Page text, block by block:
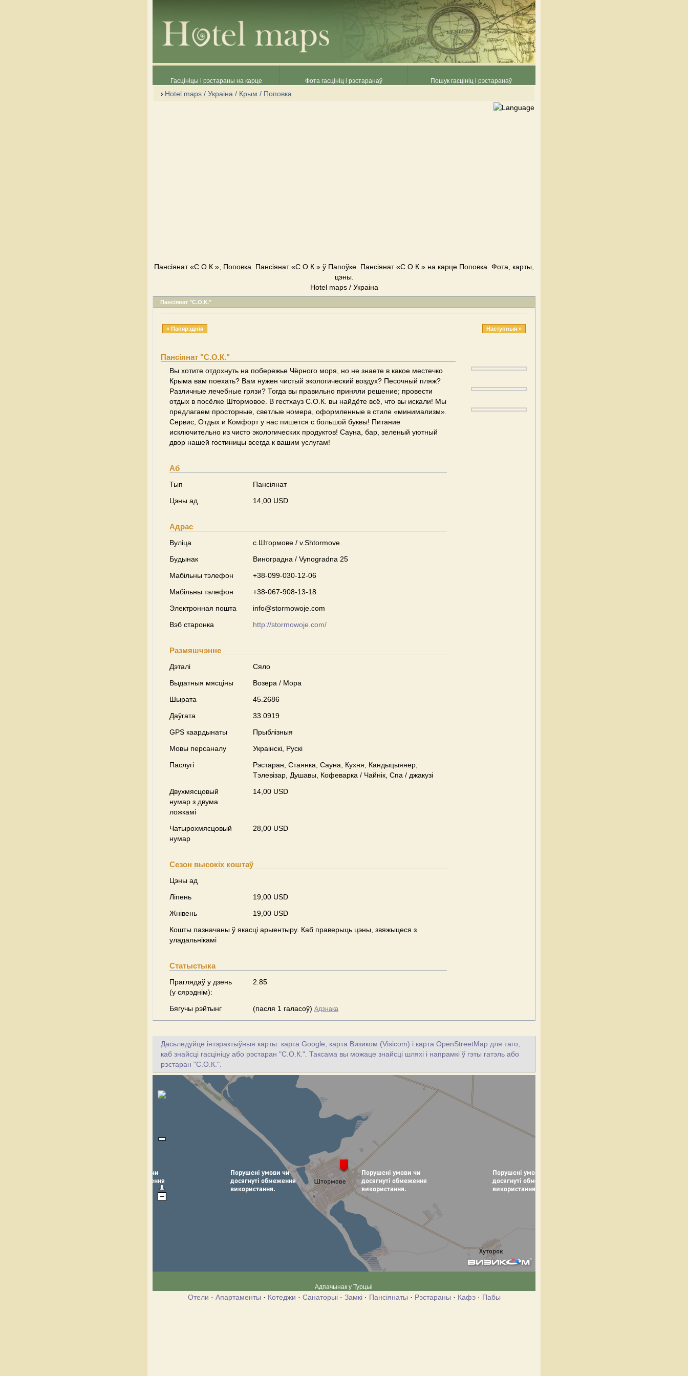
Гасцініцы і рэстараны на карце Фота гасцініц і рэстаранаў Пошук гасцініц і рэстаранаў
Hotel maps / Украіна / Крым / Поповка
Пансіянат «С.О.К.», Поповка. Пансіянат «С.О.К.» ў Папоўке. Пансіянат «С.О.К.» на карце Поповка. Фота, карты,
цэны.
Hotel maps / Украіна
Пансіянат "С.О.К."
« Папярэднія Наступныя »
Пансіянат "С.О.К."
Вы хотите отдохнуть на побережье Чёрного моря, но не знаете в какое местечко
Крыма вам поехать? Вам нужен чистый экологический воздух? Песочный пляж?
Различные лечебные грязи? Тогда вы правильно приняли решение; провести
отдых в посёлке Штормовое. В гестхауз С.О.К. вы найдёте всё, что вы искали! Мы
предлагаем просторные, светлые номера, оформленные в стиле «минимализм».
Сервис, Отдых и Комфорт у нас пишется с большой буквы! Питание
исключительно из чисто экологических продуктов! Сауна, бар, зеленый уютный
двор нашей гостиницы всегда к вашим услугам!
Аб
Тып
Пансіянат
Цэны ад
14,00 USD
Адрас
Вуліца
с.Штормове / v.Shtormove
Будынак
Виноградна / Vynogradna 25
Мабільны тэлефон
+38-099-030-12-06
Мабільны тэлефон
+38-067-908-13-18
Электронная пошта
info@stormowoje.com
Вэб старонка
http://stormowoje.com/
Размяшчэнне
Дэталі
Сяло
Выдатныя мясціны
Возера / Мора
Шырата
45.2686
Даўгата
33.0919
GPS каардынаты
Прыблізныя
Мовы персаналу
Украінскі, Рускі
Паслугі
Рэстаран, Стаянка, Сауна, Кухня, Кандыцыянер,
Тэлевізар, Душавы, Кофеварка / Чайнік, Спа / джакузі
Двухмясцовый
нумар з двума
ложкамі
14,00 USD
Чатырохмясцовый
нумар
28,00 USD
Сезон высокіх коштаў
Цэны ад
Ліпень
19,00 USD
Жнівень
19,00 USD
Кошты пазначаны ў якасці арыентыру. Каб праверыць цэны, звяжыцеся з
уладальнікамі
Статыстыка
Праглядаў у дзень
(у сярэднім):
2.85
Бягучы рэйтынг (пасля 1 галасоў) Адзнака
Дасьледуйце інтэрактыўныя карты: карта Google, карта Визиком (Visicom) і карта OpenStreetMap для таго,
каб знайсці гасцініцу або рэстаран "С.О.К.". Таксама вы можаце знайсці шляхі і напрамкі ў гэты гатэль або
рэстаран "С.О.К.".
Адпачынак у Турцыі
Отели · Апартаменты · Котеджи · Санаторыі· Замкі· Пансіянаты · Рэстараны · Кафэ· Пабы